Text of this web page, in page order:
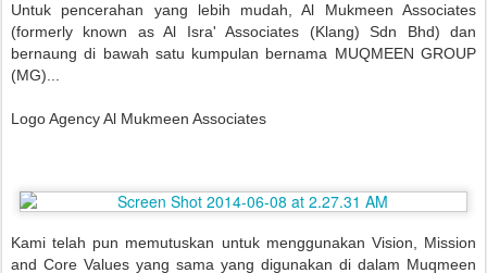
Untuk pencerahan yang lebih mudah, Al Mukmeen Associates
(formerly known as Al Isra' Associates (Klang) Sdn Bhd) dan
bernaung di bawah satu kumpulan bernama MUQMEEN GROUP
(MG)...
Logo Agency Al Mukmeen Associates
Kami telah pun memutuskan untuk menggunakan Vision, Mission
and Core Values yang sama yang digunakan di dalam Muqmeen